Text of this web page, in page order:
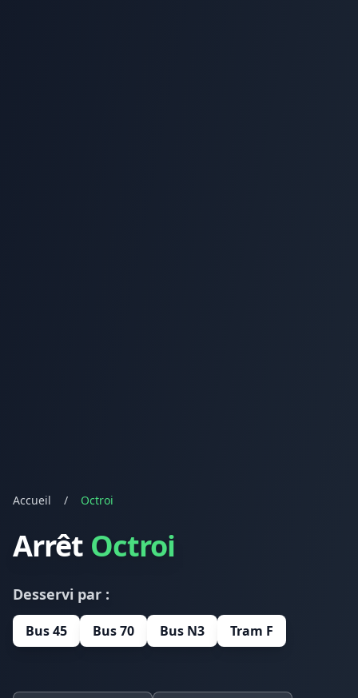
Accueil / Octroi
Arrêt Octroi
Desservi par :
Bus 45 Bus 70 Bus N3 Tram F